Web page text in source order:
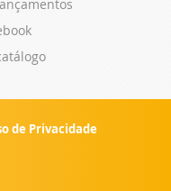
de Privacidade